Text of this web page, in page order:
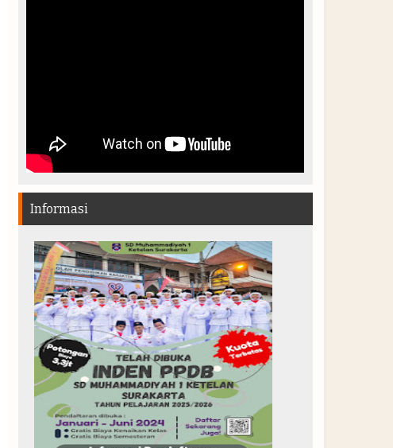
Informasi